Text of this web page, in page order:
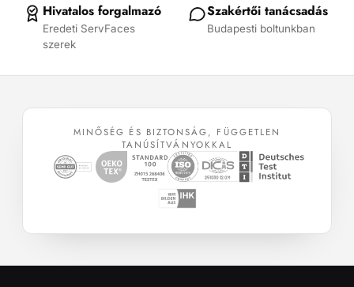
Hivatalos forgalmazó
Eredeti ServFaces
szerek
Szakértői tanácsadás
Budapesti boltunkban
MINŐSÉG ÉS BIZTONSÁG, FÜGGETLEN
TANÚSÍTVÁNYOKKAL